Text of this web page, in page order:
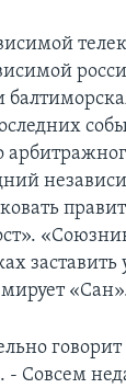
говорит
- Совсем